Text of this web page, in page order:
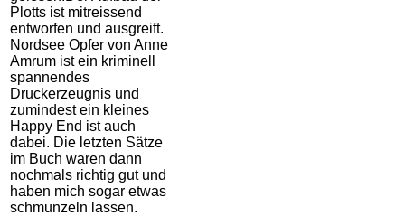
Plotts ist mitreissend
entworfen und ausgreift.
Nordsee Opfer von Anne
Amrum ist ein kriminell
spannendes
Druckerzeugnis und
zumindest ein kleines
Happy End ist auch
dabei. Die letzten Sätze
im Buch waren dann
nochmals richtig gut und
haben mich sogar etwas
schmunzeln lassen.